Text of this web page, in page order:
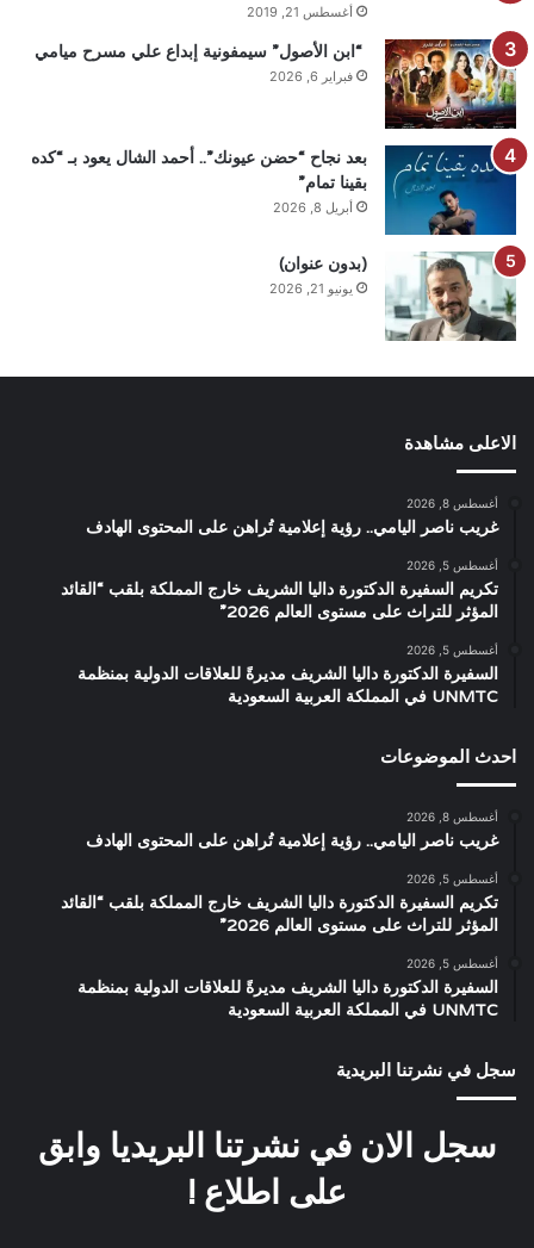
أغسطس 21, 2019
“ابن الأصول” سيمفونية إبداع علي مسرح ميامي
فبراير 6, 2026
بعد نجاح “حضن عيونك”.. أحمد الشال يعود بـ “كده
بقينا تمام”
أبريل 8, 2026
(بدون عنوان)
يونيو 21, 2026
الاعلى مشاهدة
أغسطس 8, 2026
غريب ناصر اليامي.. رؤية إعلامية تُراهن على المحتوى الهادف
أغسطس 5, 2026
تكريم السفيرة الدكتورة داليا الشريف خارج المملكة بلقب “القائد
المؤثر للتراث على مستوى العالم 2026”
أغسطس 5, 2026
السفيرة الدكتورة داليا الشريف مديرةً للعلاقات الدولية بمنظمة
UNMTC في المملكة العربية السعودية
احدث الموضوعات
أغسطس 8, 2026
غريب ناصر اليامي.. رؤية إعلامية تُراهن على المحتوى الهادف
أغسطس 5, 2026
تكريم السفيرة الدكتورة داليا الشريف خارج المملكة بلقب “القائد
المؤثر للتراث على مستوى العالم 2026”
أغسطس 5, 2026
السفيرة الدكتورة داليا الشريف مديرةً للعلاقات الدولية بمنظمة
UNMTC في المملكة العربية السعودية
سجل في نشرتنا البريدية
سجل الان في نشرتنا البريديا وابق
على اطلاع !